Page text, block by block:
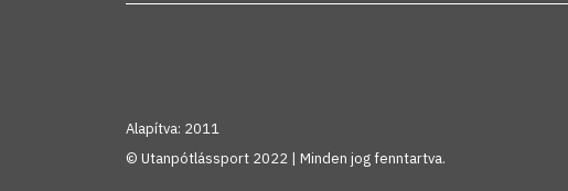
Alapítva: 2011
© Utanpótlássport 2022 | Minden jog fenntartva.